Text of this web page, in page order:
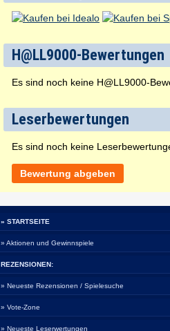
H@LL9000-Bewertungen
Es sind noch keine H@LL9000-
Leserbewertungen
Es sind noch keine
Bewertung abgeben
» STARTSEITE
» Aktionen und Gewinnspiele
REZENSIONEN:
» Neueste Rezensionen / Spielesuche
» Vote-Zone
» Neueste Leserwertungen